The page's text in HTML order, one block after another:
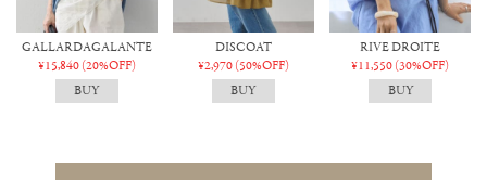
GALLARDAGALANTE
¥15,840 (20%OFF)
DISCOAT
¥2,970 (50%OFF)
RIVE DROITE
¥11,550 (30%OFF)